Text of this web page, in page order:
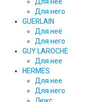
Для неё
Для него
GUERLAIN
Для неё
Для него
GUY LAROCHE
Для нее
HERMES
Для нее
Для него